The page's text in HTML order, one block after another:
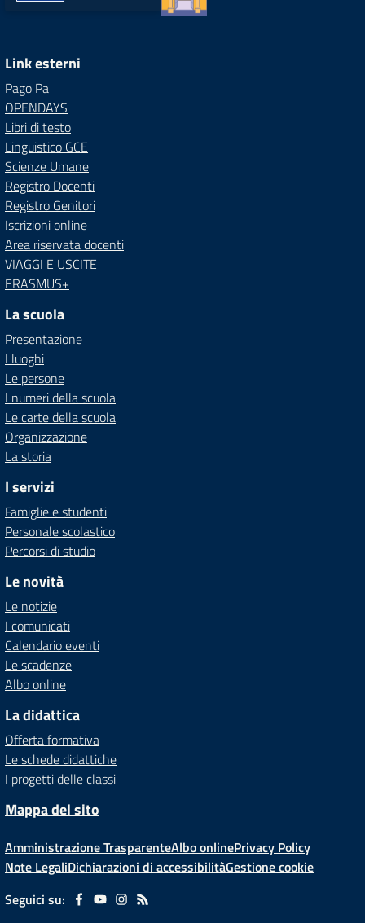
Link esterni
Pago Pa
OPENDAYS
Libri di testo
Linguistico GCE
Scienze Umane
Registro Docenti
Registro Genitori
Iscrizioni online
Area riservata docenti
VIAGGI E USCITE
ERASMUS+
La scuola
Presentazione
I luoghi
Le persone
I numeri della scuola
Le carte della scuola
Organizzazione
La storia
I servizi
Famiglie e studenti
Personale scolastico
Percorsi di studio
Le novità
Le notizie
I comunicati
Calendario eventi
Le scadenze
Albo online
La didattica
Offerta formativa
Le schede didattiche
I progetti delle classi
Mappa del sito
Amministrazione TrasparenteAlbo onlinePrivacy Policy
Note LegaliDichiarazioni di accessibilitàGestione cookie
Seguici su: